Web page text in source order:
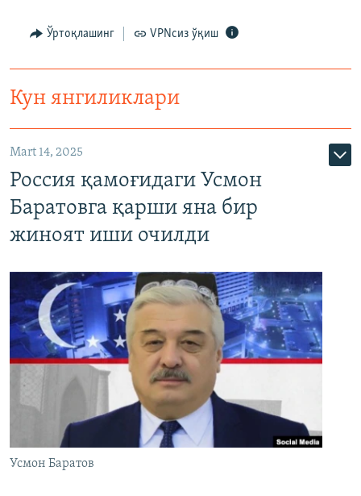
Ўртоқлашинг VPNсиз ўқиш
Кун янгиликлари
Mart 14, 2025
Россия қамоғидаги Усмон
Баратовга қарши яна бир
жиноят иши очилди
Усмон Баратов